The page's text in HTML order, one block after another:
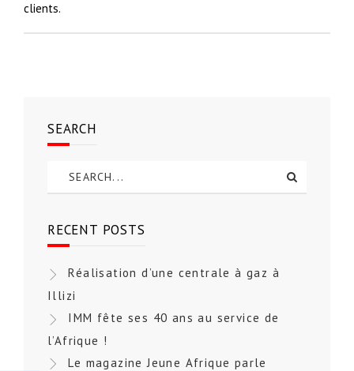
clients.
SEARCH
RECENT POSTS
Réalisation d’une centrale à gaz à
Illizi
IMM fête ses 40 ans au service de
l’Afrique !
Le magazine Jeune Afrique parle